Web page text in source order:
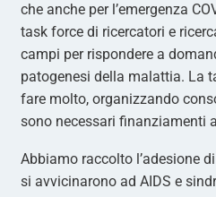
che anche per l’emergenza
task force di ricercatori e
campi per rispondere a
patogenesi della malattia. La
fare molto, organizzando
sono necessari finanziamenti
Abbiamo raccolto l’adesione
si avvicinarono ad AIDS e